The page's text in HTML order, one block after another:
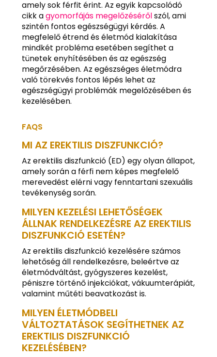
amely sok férfit érint. Az egyik kapcsolódó
cikk agyomorfájás megelőzésérőlszól, ami
szintén fontos egészségügyi kérdés. A
megfelelő étrend és életmód kialakítása
mindkét probléma esetében segíthet a
tünetek enyhítésében és az egészség
megőrzésében. Az egészséges életmódra
való törekvés fontos lépés lehet az
egészségügyi problémák megelőzésében és
kezelésében.
FAQS
MI AZ EREKTILIS DISZFUNKCIÓ?
Az erektilis diszfunkció (ED) egy olyan állapot,
amely során a férfi nem képes megfelelő
merevedést elérni vagy fenntartani szexuális
tevékenység során.
MILYEN KEZELÉSI LEHETŐSÉGEK
ÁLLNAK RENDELKEZÉSRE AZ EREKTILIS
DISZFUNKCIÓ ESETÉN?
Az erektilis diszfunkció kezelésére számos
lehetőség áll rendelkezésre, beleértve az
életmódváltást, gyógyszeres kezelést,
péniszre történő injekciókat, vákuumterápiát,
valamint műtéti beavatkozást is.
MILYEN ÉLETMÓDBELI
VÁLTOZTATÁSOK SEGÍTHETNEK AZ
EREKTILIS DISZFUNKCIÓ
KEZELÉSÉBEN?